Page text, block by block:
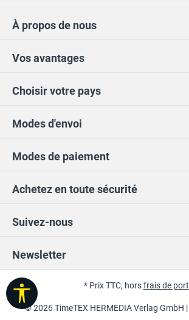
Suivez-nous
Vos avantages
Choisir votre pays
Achetez en toute sécurité
À propos de nous
Newsletter
Modes de paiement
Modes d'envoi
© 2026 TimeTEX HERMEDIA Verlag GmbH |
* Prix TTC, horsfrais de port
Afficher la barre d'outils